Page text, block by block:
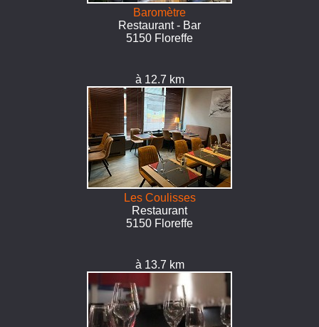
Baromètre
Restaurant - Bar
5150 Floreffe
à 12.7 km
Les Coulisses
Restaurant
5150 Floreffe
à 13.7 km